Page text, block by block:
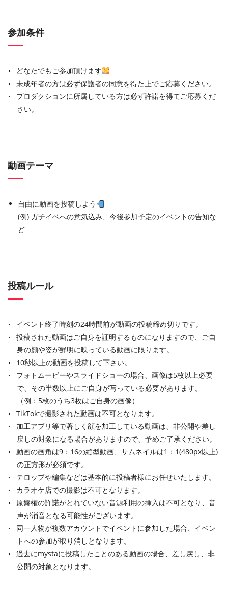
参加条件
どなたでもご参加頂けます
未成年者の方は必ず保護者の同意を得た上でご応募ください。
プロダクションに所属している方は必ず許諾を得てご応募くだ
さい。
動画テーマ
自由に動画を投稿しよう
(例) ガチイベへの意気込み、今後参加予定のイベントの告知な
ど
投稿ルール
イベント終了時刻の24時間前が動画の投稿締め切りです。
投稿された動画はご自身を証明するものになりますので、ご自
身の顔や姿が鮮明に映っている動画に限ります。
10秒以上の動画を投稿して下さい。
フォトムービーやスライドショーの場合、画像は5枚以上必要
で、その半数以上にご自身が写っている必要があります。
（例：5枚のうち3枚はご自身の画像）
TikTokで撮影された動画は不可となります。
加工アプリ等で著しく顔を加工している動画は、非公開や差し
戻しの対象になる場合がありますので、予めご了承ください。
動画の画角は9：16の縦型動画、サムネイルは1：1(480px以上)
の正方形が必須です。
テロップや編集などは基本的に投稿者様にお任せいたします。
カラオケ店での撮影は不可となります。
原盤権の許諾がとれていない音源利用の挿入は不可となり、音
声が消音となる可能性がございます。
同一人物が複数アカウントでイベントに参加した場合、イベン
トへの参加が取り消しとなります。
過去にmystaに投稿したことのある動画の場合、差し戻し、非
公開の対象となります。